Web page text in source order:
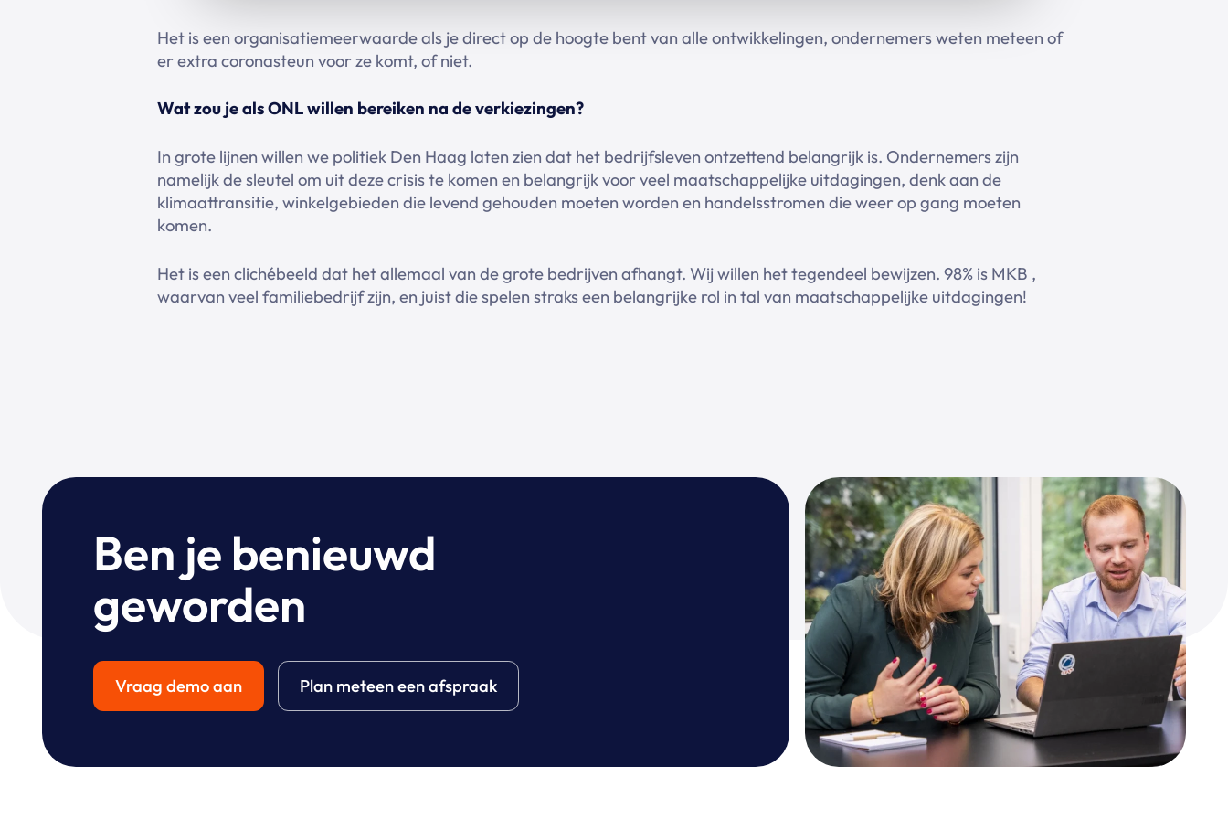
Het is een organisatiemeerwaarde als je direct op de hoogte bent van alle ontwikkelingen, ondernemers weten meteen of
er extra coronasteun voor ze komt, of niet.
Wat zou je als ONL willen bereiken na de verkiezingen?
In grote lijnen willen we politiek Den Haag laten zien dat het bedrijfsleven ontzettend belangrijk is. Ondernemers zijn
namelijk de sleutel om uit deze crisis te komen en belangrijk voor veel maatschappelijke uitdagingen, denk aan de
klimaattransitie, winkelgebieden die levend gehouden moeten worden en handelsstromen die weer op gang moeten
komen.
Het is een clichébeeld dat het allemaal van de grote bedrijven afhangt. Wij willen het tegendeel bewijzen. 98% is MKB ,
waarvan veel familiebedrijf zijn, en juist die spelen straks een belangrijke rol in tal van maatschappelijke uitdagingen!
Ben je benieuwd
geworden
Vraag demo aan Plan meteen een afspraak